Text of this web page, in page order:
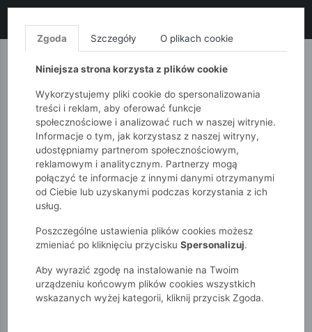
MONNARI QUIOSQUE
51015kids Niemowlak
Dziewczynki
Body niemowlęce na ramiączkach w owoce
Zgoda Szczegóły O plikach cookie
Niniejsza strona korzysta z plików cookie
Wykorzystujemy pliki cookie do spersonalizowania
treści i reklam, aby oferować funkcje
społecznościowe i analizować ruch w naszej witrynie.
Informacje o tym, jak korzystasz z naszej witryny,
udostępniamy partnerom społecznościowym,
reklamowym i analitycznym. Partnerzy mogą
połączyć te informacje z innymi danymi otrzymanymi
od Ciebie lub uzyskanymi podczas korzystania z ich
usług.
Poszczególne ustawienia plików cookies możesz
zmieniać po kliknięciu przycisku Spersonalizuj.
Aby wyrazić zgodę na instalowanie na Twoim
urządzeniu końcowym plików cookies wszystkich
wskazanych wyżej kategorii, kliknij przycisk Zgoda.